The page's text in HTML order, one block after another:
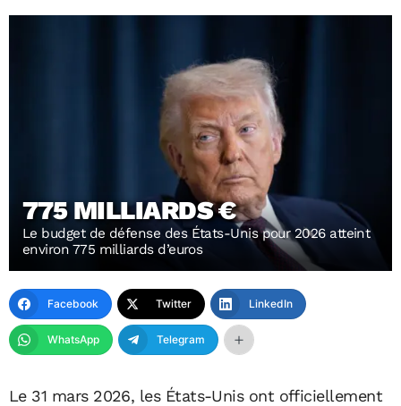
775 MILLIARDS €
Le budget de défense des États-Unis pour 2026 atteint
environ 775 milliards d’euros
Facebook Twitter LinkedIn
WhatsApp Telegram
Le 31 mars 2026, les États-Unis ont officiellement